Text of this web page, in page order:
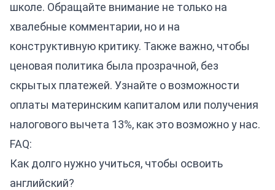
школе. Обращайте внимание не только на
хвалебные комментарии, но и на
конструктивную критику. Также важно, чтобы
ценовая политика была прозрачной, без
скрытых платежей. Узнайте о возможности
оплаты материнским капиталом или получения
налогового вычета 13%, как это возможно у нас.
FAQ:
Как долго нужно учиться, чтобы освоить
английский?